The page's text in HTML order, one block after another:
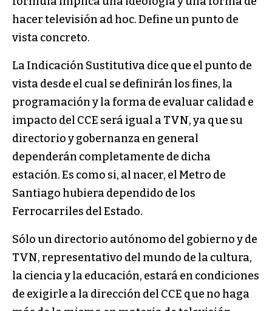
hacer televisión ad hoc. Define un punto de
vista concreto.
La Indicación Sustitutiva dice que el punto de
vista desde el cual se definirán los fines, la
programación y la forma de evaluar calidad e
impacto del CCE será igual a TVN, ya que su
directorio y gobernanza en general
dependerán completamente de dicha
estación. Es como si, al nacer, el Metro de
Santiago hubiera dependido de los
Ferrocarriles del Estado.
Sólo un directorio autónomo del gobierno y de
TVN, representativo del mundo de la cultura,
la ciencia y la educación, estará en condiciones
de exigirle a la dirección del CCE que no haga